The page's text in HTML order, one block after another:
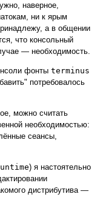
наверное,
ни к ярым
а в общении
что консольный
— необходимость.
фонты terminus
потребовалось
можно считать
необходимостью:
сеансы,
) я настоятельно
дистрибутива —